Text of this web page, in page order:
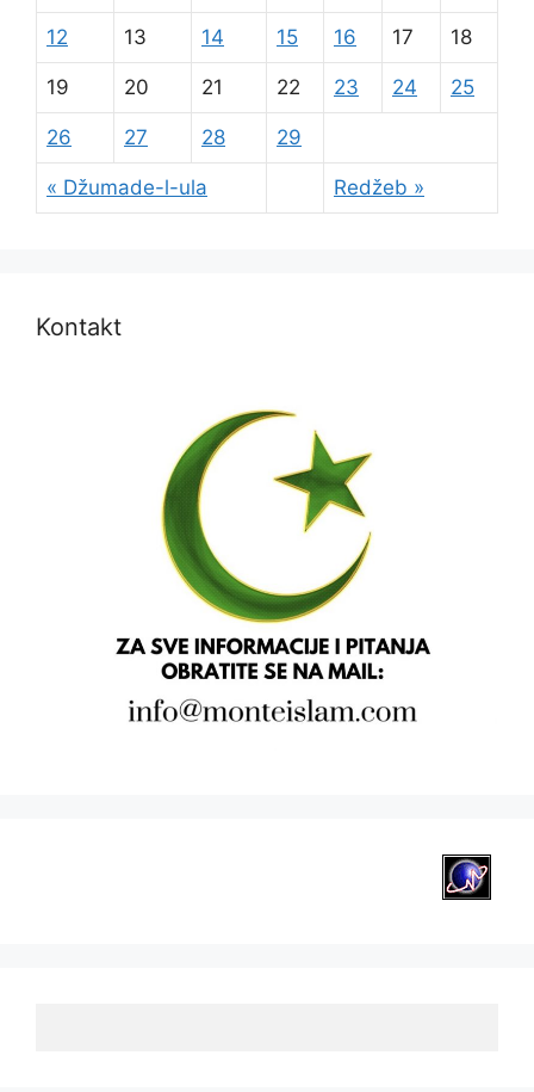
« Džumade-l-ula Redžeb »
12 13 14 15 16 17 18
19 20 21 22 23 24 25
26 27 28 29
Kontakt